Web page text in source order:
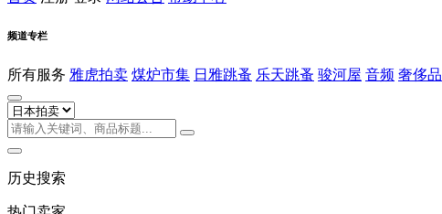
频道专栏
所有服务 雅虎拍卖 煤炉市集 日雅跳蚤 乐天跳蚤 骏河屋 音频 奢侈品
历史搜索